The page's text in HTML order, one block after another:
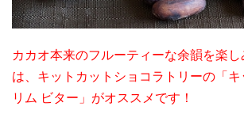
カカオ本来のフルーティーな余韻を楽
は、キットカットショコラトリーの「
リム ビター」がオススメです！